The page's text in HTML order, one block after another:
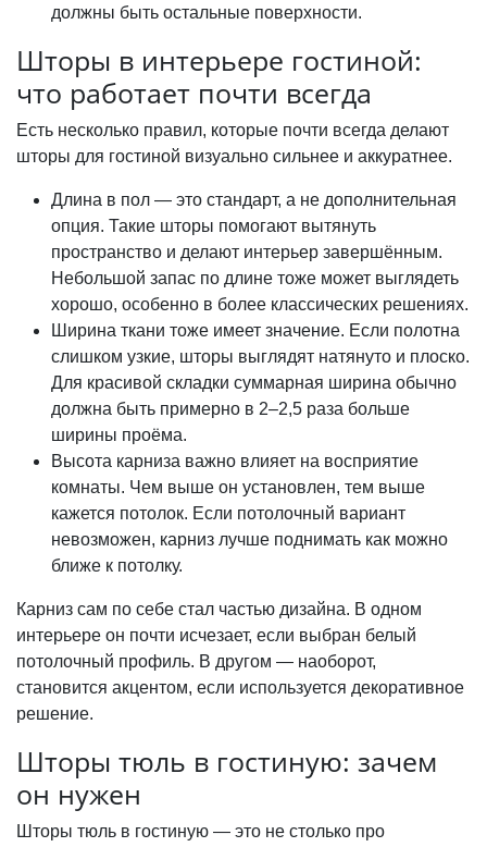
должны быть остальные поверхности.
Шторы в интерьере гостиной:
что работает почти всегда
Есть несколько правил, которые почти всегда делают
шторы для гостиной визуально сильнее и аккуратнее.
Длина в пол — это стандарт, а не дополнительная
опция. Такие шторы помогают вытянуть
пространство и делают интерьер завершённым.
Небольшой запас по длине тоже может выглядеть
хорошо, особенно в более классических решениях.
Ширина ткани тоже имеет значение. Если полотна
слишком узкие, шторы выглядят натянуто и плоско.
Для красивой складки суммарная ширина обычно
должна быть примерно в 2–2,5 раза больше
ширины проёма.
Высота карниза важно влияет на восприятие
комнаты. Чем выше он установлен, тем выше
кажется потолок. Если потолочный вариант
невозможен, карниз лучше поднимать как можно
ближе к потолку.
Карниз сам по себе стал частью дизайна. В одном
интерьере он почти исчезает, если выбран белый
потолочный профиль. В другом — наоборот,
становится акцентом, если используется декоративное
решение.
Шторы тюль в гостиную: зачем
он нужен
Шторы тюль в гостиную — это не столько про